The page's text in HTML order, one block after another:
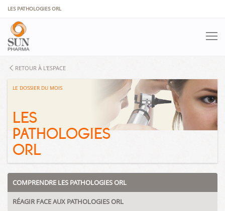
LES PATHOLOGIES ORL
RETOUR À L'ESPACE
LE DOSSIER DU MOIS
LES
PATHOLOGIES
ORL
COMPRENDRE LES PATHOLOGIES ORL
RÉAGIR FACE AUX PATHOLOGIES ORL